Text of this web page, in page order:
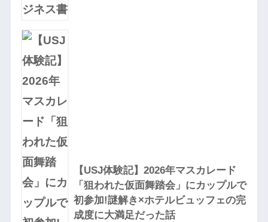
【USJ体験記】2026年マスカレード
「狙われた仮面舞踏会」にカップルで
初参加!謎解き×ホテルビュッフェの完
成度に大満足だった話